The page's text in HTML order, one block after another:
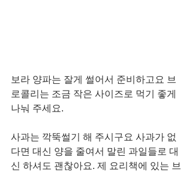
보라 양파는 잘게 썰어서 준비하고요 브
로콜리는 조금 작은 사이즈로 먹기 좋게
나눠 주세요.
사과는 깍뚝썰기 해 주시구요 사과가 없
다면 대신 양을 줄여서 말린 과일들로 대
신 하셔도 괜찮아요. 제 요리책에 있는 브